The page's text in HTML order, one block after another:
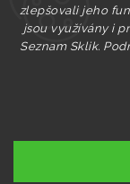
zlepšovali jeho
jsou využívány i
Seznam Sklik.
Copyright